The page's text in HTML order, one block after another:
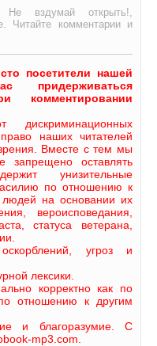
вздумай открыть!,
Читайте комментарии и
посетители нашей
придерживаться
комментировании
наших читателей
Вместе с тем мы
запрещено оставлять
унизительные
по отношению к
на основании их
вероисповедания,
статуса ветерана,
угроз и
лексики.
корректно как по
отношению к другим
и благоразумие. С
mp3.com.